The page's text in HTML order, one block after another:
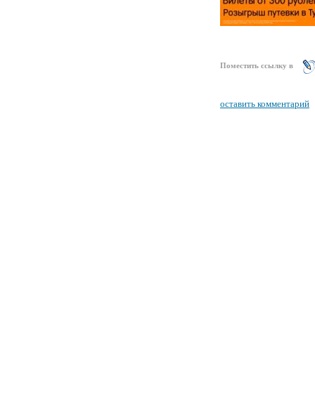
Поместить ссылку в
оставить комментарий